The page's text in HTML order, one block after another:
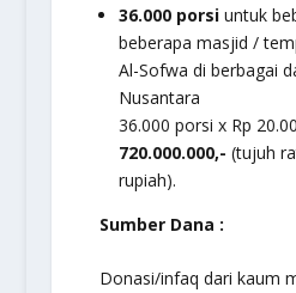
36.000 porsiuntuk
beberapa masjid /
Al-Sofwa di berbagai
Nusantara
36.000 porsi x Rp
720.000.000,- (tujuh
rupiah).
Sumber Dana :
Donasi/infaq dari kaum